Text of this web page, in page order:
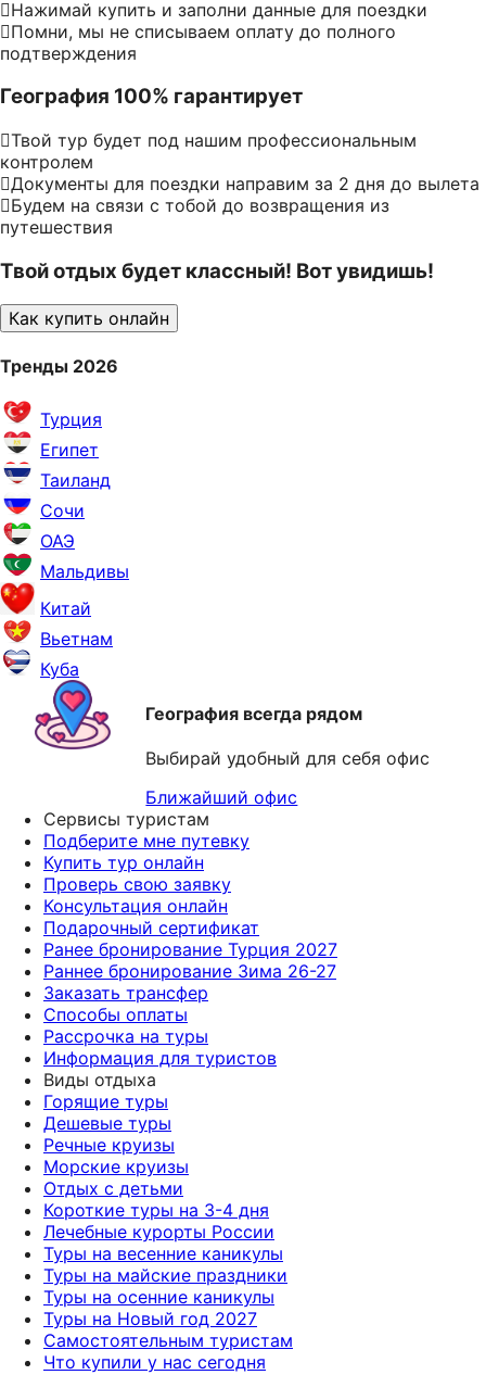
Нажимай купить и заполни данные для поездки
Помни, мы не списываем оплату до полного
подтверждения
География 100% гарантирует
Твой тур будет под нашим профессиональным
контролем
Документы для поездки направим за 2 дня до вылета
Будем на связи с тобой до возвращения из
путешествия
Твой отдых будет классный! Вот увидишь!
Как купить онлайн
Тренды 2026
Турция
Египет
Таиланд
Сочи
ОАЭ
Мальдивы
Китай
Вьетнам
Куба
География всегда рядом
Выбирай удобный для себя офис
Ближайший офис
Сервисы туристам
Подберите мне путевку
Купить тур онлайн
Проверь свою заявку
Консультация онлайн
Подарочный сертификат
Ранее бронирование Турция 2027
Раннее бронирование Зима 26-27
Заказать трансфер
Способы оплаты
Рассрочка на туры
Информация для туристов
Виды отдыха
Горящие туры
Дешевые туры
Речные круизы
Морские круизы
Отдых с детьми
Короткие туры на 3-4 дня
Лечебные курорты России
Туры на весенние каникулы
Туры на майские праздники
Туры на осенние каникулы
Туры на Новый год 2027
Самостоятельным туристам
Что купили у нас сегодня